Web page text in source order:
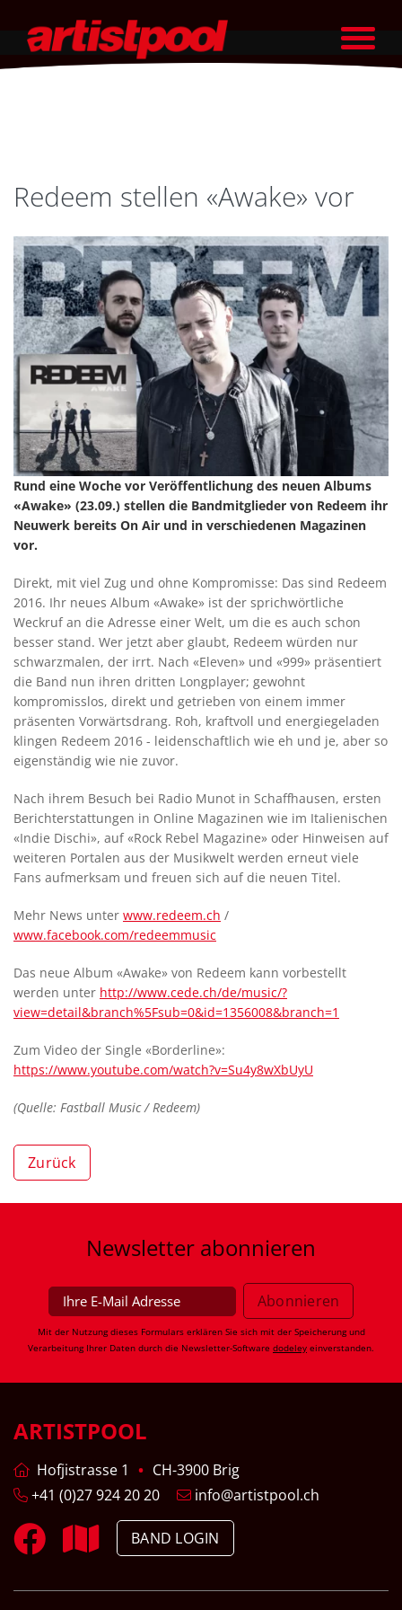
Redeem stellen «Awake» vor
Rund eine Woche vor Veröffentlichung des neuen Albums
«Awake» (23.09.) stellen die Bandmitglieder von Redeem ihr
Neuwerk bereits On Air und in verschiedenen Magazinen
vor.
Direkt, mit viel Zug und ohne Kompromisse: Das sind Redeem
2016. Ihr neues Album «Awake» ist der sprichwörtliche
Weckruf an die Adresse einer Welt, um die es auch schon
besser stand. Wer jetzt aber glaubt, Redeem würden nur
schwarzmalen, der irrt. Nach «Eleven» und «999» präsentiert
die Band nun ihren dritten Longplayer; gewohnt
kompromisslos, direkt und getrieben von einem immer
präsenten Vorwärtsdrang. Roh, kraftvoll und energiegeladen
klingen Redeem 2016 - leidenschaftlich wie eh und je, aber so
eigenständig wie nie zuvor.
Nach ihrem Besuch bei Radio Munot in Schaffhausen, ersten
Berichterstattungen in Online Magazinen wie im Italienischen
«Indie Dischi», auf «Rock Rebel Magazine» oder Hinweisen auf
weiteren Portalen aus der Musikwelt werden erneut viele
Fans aufmerksam und freuen sich auf die neuen Titel.
Mehr News unter www.redeem.ch /
www.facebook.com/redeemmusic
Das neue Album «Awake» von Redeem kann vorbestellt
werden unter http://www.cede.ch/de/music/?
view=detail&branch%5Fsub=0&id=1356008&branch=1
Zum Video der Single «Borderline»:
https://www.youtube.com/watch?v=Su4y8wXbUyU
(Quelle: Fastball Music / Redeem)
Zurück
Newsletter abonnieren
Mit der Nutzung dieses Formulars erklären Sie sich mit der Speicherung und
Verarbeitung Ihrer Daten durch die Newsletter-Software dodeley einverstanden.
ARTISTPOOL
Hofjistrasse 1
CH-3900 Brig
+41 (0)27 924 20 20
info@artistpool.ch
BAND LOGIN